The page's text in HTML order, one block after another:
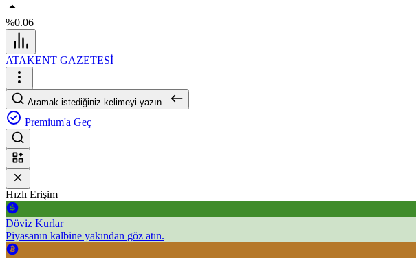
%0.06
ATAKENT GAZETESİ
Aramak istediğiniz kelimeyi yazın..
Premium'a Geç
Hızlı Erişim
Döviz Kurlar
Piyasanın kalbine yakından göz atın.